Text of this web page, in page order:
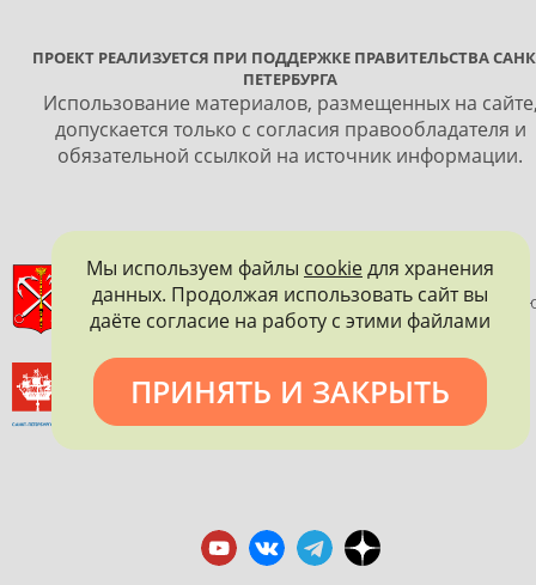
ПРОЕКТ РЕАЛИЗУЕТСЯ ПРИ ПОДДЕРЖКЕ ПРАВИТЕЛЬСТВА
ПЕТЕРБУРГА
Использование материалов, размещенных на
допускается только с согласия правообладателя и
обязательной ссылкой на источник информации.
ПРАВИТЕЛЬСТВО САНКТ-ПЕТЕРБУРГА
КОМИТЕТ ПО ГОСУДАРСТВЕННОМУ КОНТРОЛЮ,
И ОХРАНЕ ПАМЯТНИКОВ ИСТОРИИ И КУЛЬТУРЫ
ВСЕРОССИЙСКОЕ ОБЩЕСТВО ОХРАНЫ ПАМЯТНИКОВ
ИСТОРИИ И КУЛЬТУРЫ
Мы используем файлы cookieдля хранения
данных. Продолжая использовать сайт вы
даёте согласие на работу с этими файлами
ПРИНЯТЬ И ЗАКРЫТЬ